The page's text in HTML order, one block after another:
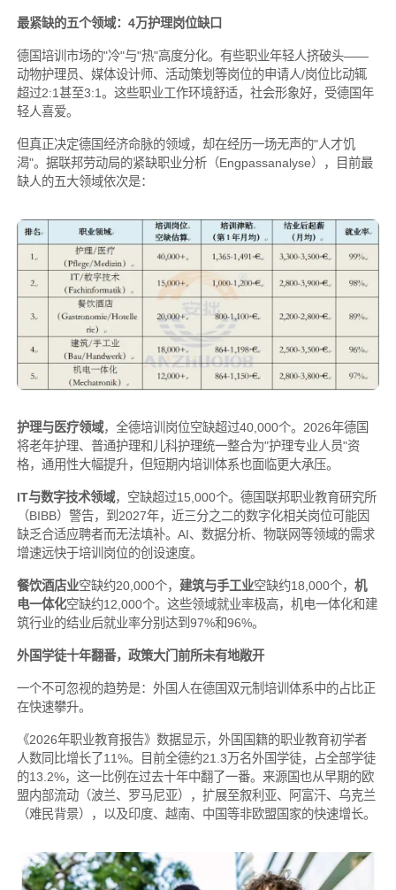
最紧缺的五个领域：4万护理岗位缺口
德国培训市场的"冷"与"热"高度分化。有些职业年轻人挤破头——
动物护理员、媒体设计师、活动策划等岗位的申请人/岗位比动辄
超过2:1甚至3:1。这些职业工作环境舒适，社会形象好，受德国年
轻人喜爱。
但真正决定德国经济命脉的领域，却在经历一场无声的"人才饥
渴"。据联邦劳动局的紧缺职业分析（Engpassanalyse），目前最
缺人的五大领域依次是：
护理与医疗领域，全德培训岗位空缺超过40,000个。2026年德国
将老年护理、普通护理和儿科护理统一整合为"护理专业人员"资
格，通用性大幅提升，但短期内培训体系也面临更大承压。
IT与数字技术领域，空缺超过15,000个。德国联邦职业教育研究所
（BIBB）警告，到2027年，近三分之二的数字化相关岗位可能因
缺乏合适应聘者而无法填补。AI、数据分析、物联网等领域的需求
增速远快于培训岗位的创设速度。
餐饮酒店业空缺约20,000个， 建筑与手工业空缺约18,000个，机
电一体化空缺约12,000个。这些领域就业率极高，机电一体化和建
筑行业的结业后就业率分别达到97%和96%。
外国学徒十年翻番，政策大门前所未有地敞开
一个不可忽视的趋势是：外国人在德国双元制培训体系中的占比正
在快速攀升。
《2026年职业教育报告》数据显示，外国国籍的职业教育初学者
人数同比增长了11%。目前全德约21.3万名外国学徒，占全部学徒
的13.2%，这一比例在过去十年中翻了一番。来源国也从早期的欧
盟内部流动（波兰、罗马尼亚），扩展至叙利亚、阿富汗、乌克兰
（难民背景），以及印度、越南、中国等非欧盟国家的快速增长。